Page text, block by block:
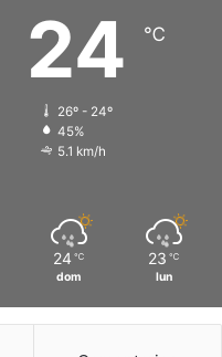
24 ℃
26º - 24º
45%
5.1 km/h
24 ℃
dom
23 ℃
lun